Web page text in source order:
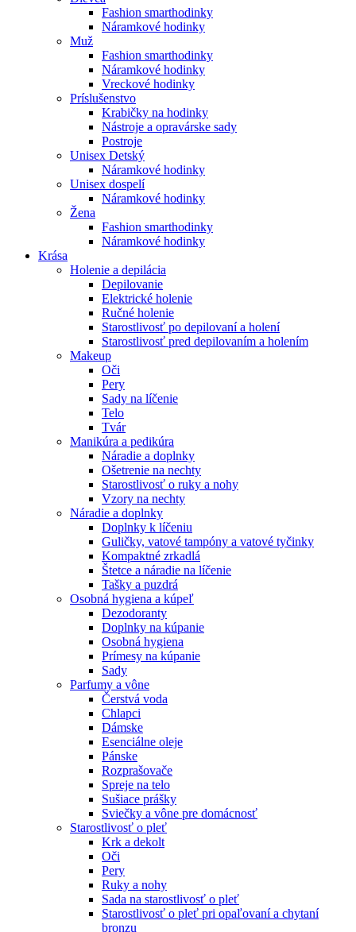
Fashion smarthodinky
Náramkové hodinky
Muž
Fashion smarthodinky
Náramkové hodinky
Vreckové hodinky
Príslušenstvo
Krabičky na hodinky
Nástroje a opravárske sady
Postroje
Unisex Detský
Náramkové hodinky
Unisex dospelí
Náramkové hodinky
Žena
Fashion smarthodinky
Náramkové hodinky
Krása
Holenie a depilácia
Depilovanie
Elektrické holenie
Ručné holenie
Starostlivosť po depilovaní a holení
Starostlivosť pred depilovaním a holením
Makeup
Oči
Pery
Sady na líčenie
Telo
Tvár
Manikúra a pedikúra
Náradie a doplnky
Ošetrenie na nechty
Starostlivosť o ruky a nohy
Vzory na nechty
Náradie a doplnky
Doplnky k líčeniu
Guličky, vatové tampóny a vatové tyčinky
Kompaktné zrkadlá
Štetce a náradie na líčenie
Tašky a puzdrá
Osobná hygiena a kúpeľ
Dezodoranty
Doplnky na kúpanie
Osobná hygiena
Prímesy na kúpanie
Sady
Parfumy a vône
Čerstvá voda
Chlapci
Dámske
Esenciálne oleje
Pánske
Rozprašovače
Spreje na telo
Sušiace prášky
Sviečky a vône pre domácnosť
Starostlivosť o pleť
Krk a dekolt
Oči
Pery
Ruky a nohy
Sada na starostlivosť o pleť
Starostlivosť o pleť pri opaľovaní a chytaní
bronzu